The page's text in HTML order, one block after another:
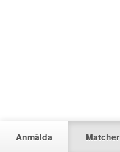
Anmälda Matcher